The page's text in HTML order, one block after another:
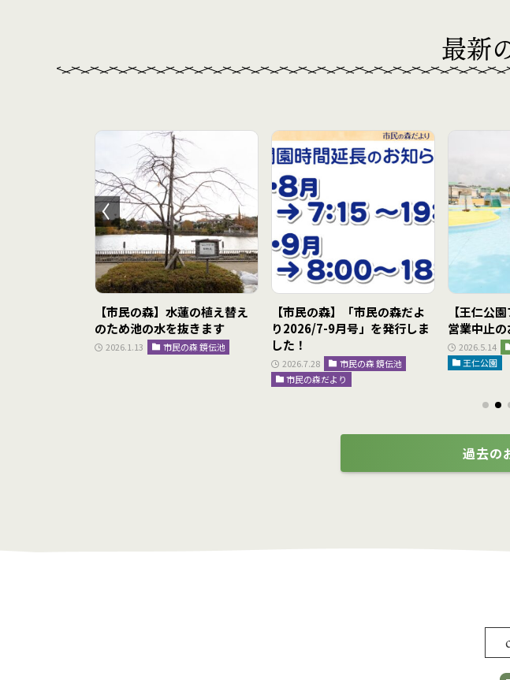
最新
【市民の森】水蓮の植え替え
のため池の水を抜きます
2026.1.13 市民の森 鏡伝池
【市民の森】「市民の森だよ
り2026/7-9月号」を発行しま
した！
2026.7.28
市民の森 鏡伝池
市民の森だより
【王仁公
営業中止
2026.5.14
王仁公園
過去の